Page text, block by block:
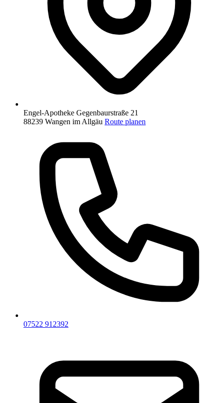
Engel-Apotheke Gegenbaurstraße 21
88239 Wangen im Allgäu Route planen
07522 912392